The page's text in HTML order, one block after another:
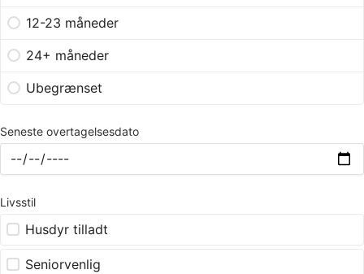
12-23 måneder
24+ måneder
Ubegrænset
Seneste overtagelsesdato
Livsstil
Husdyr tilladt
Seniorvenlig